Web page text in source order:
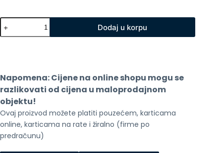
Roborock
Q7BF+
Robot
pražnjenje,
baterija
3200
mAh,
8000
Pa
količina
Dodaj u korpu
Napomena: Cijene na online shopu mogu se
razlikovati od cijena u maloprodajnom
objektu!
Ovaj proizvod možete platiti pouzećem, karticama
online, karticama na rate i žiralno (firme po
predračunu)